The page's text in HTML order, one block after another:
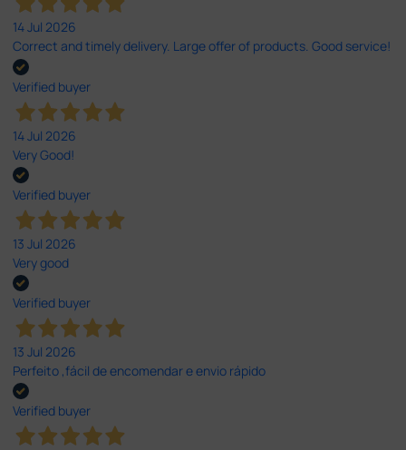
14 Jul 2026
Correct and timely delivery. Large offer of products. Good service!
Verified buyer
14 Jul 2026
Very Good!
Verified buyer
13 Jul 2026
Very good
Verified buyer
13 Jul 2026
Perfeito ,fácil de encomendar e envio rápido
Verified buyer